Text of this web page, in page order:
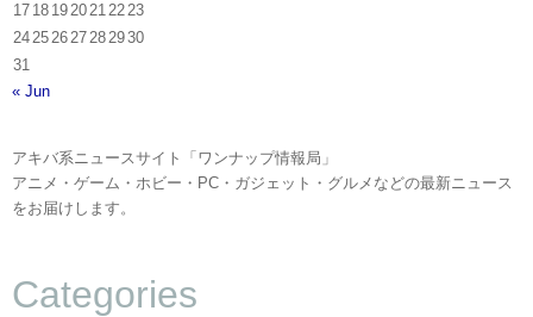
17 18 1920212223
24252627282930
31
« Jun
アキバ系ニュースサイト「ワンナップ情報局」
アニメ・ゲーム・ホビー・PC・ガジェット・グルメなどの最新ニュース
をお届けします。
Categories